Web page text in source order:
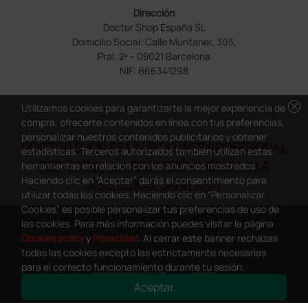
Dirección
Doctor Shop España SL
Domicilio Social: Calle Muntaner, 305,
Pral. 2ª – 08021 Barcelona
NIF: B66341298
DOCTOR SHOP ES UN SITIO WEB PROFESIONAL
DEDICADO A LA PROFESIÓN MÉDICA Y LA
ASISTENCIA SANITARIA
Copyright Doctor Shop España 2005-2026 - Todos los derechos
reservados - NIF.: B66341298
cancel
Utilizamos cookies para garantizarte la mejor experiencia de
compra, ofrecerte contenidos en línea con tus preferencias,
personalizar nuestros contenidos publicitarios y obtener
estadísticas. Terceros autorizados también utilizan estas
herramientas en relación con los anuncios mostrados.
Haciendo clic en “Aceptar” darás el consentimiento para
utilizar todas las cookies. Haciendo clic en “Personalizar
Cookies” es posible personalizar tus preferencias de uso de
las cookies. Para más información puedes visitar la página
Cookies policyy Privacidad. Al cerrar este banner rechazas
todas las cookies excepto las estrictamente necesarias
para el correcto funcionamiento durante tu sesión.
Aceptar